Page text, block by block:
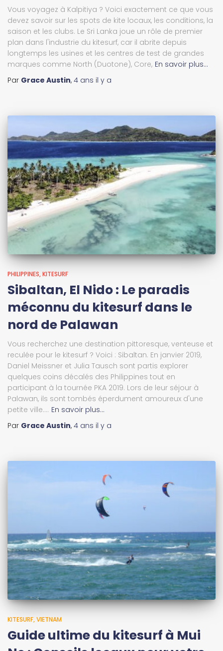
Vous voyagez à Kalpitiya ? Voici exactement ce que vous
devez savoir sur les spots de kite locaux, les conditions, la
saison et les clubs. Le Sri Lanka joue un rôle de premier
plan dans l'industrie du kitesurf, car il abrite depuis
longtemps les usines et les centres de test de grandes
marques comme North (Duotone), Core, En savoir plus…
Par Grace Austin, 4 ans il y a
PHILIPPINES KITESURF
Sibaltan, El Nido : Le paradis
méconnu du kitesurf dans le
nord de Palawan
Vous recherchez une destination pittoresque, venteuse et
reculée pour le kitesurf ? Voici : Sibaltan. En janvier 2019,
Daniel Meissner et Julia Tausch sont partis explorer
quelques coins décalés des Philippines tout en
participant à la tournée PKA 2019. Lors de leur séjour à
Palawan, ils sont tombés éperdument amoureux d'une
petite ville.... En savoir plus…
Par Grace Austin, 4 ans il y a
KITESURF VIETNAM
Guide ultime du kitesurf à Mui